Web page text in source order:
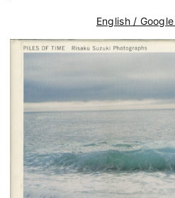
English /